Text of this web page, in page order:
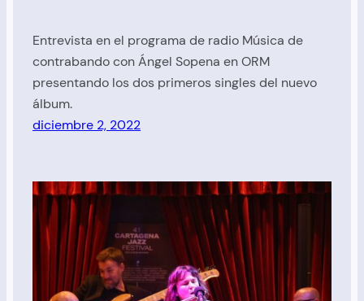
Entrevista en el programa de radio Música de
contrabando con Ángel Sopena en ORM
presentando los dos primeros singles del nuevo
álbum.
diciembre 2, 2022